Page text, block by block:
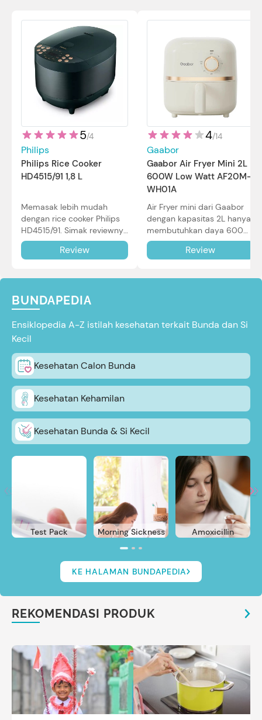
5/4
Philips
Philips Rice Cooker
HD4515/91 1,8 L
Memasak lebih mudah
dengan rice cooker Philips
HD4515/91. Simak reviewnya
di sini.
Review
4/14
Gaabor
Gaabor Air Fryer Mini 2L
600W Low Watt AF20M-
WH01A
Air Fryer mini dari Gaabor
dengan kapasitas 2L hanya
membutuhkan daya 600W
dalam pemakaian. Simak
review selengkapnya di sini.
Review
BUNDAPEDIA
Ensiklopedia A-Z istilah kesehatan terkait Bunda dan Si
Kecil
Kesehatan Calon Bunda
Kesehatan Kehamilan
Kesehatan Bunda & Si Kecil
Test Pack Morning Sickness Amoxicillin
KE HALAMAN BUNDAPEDIA
REKOMENDASI PRODUK